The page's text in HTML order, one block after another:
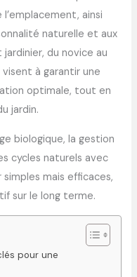
ainsi
naturelle et aux
du novice au
à garantir une
optimale, tout en
jardin.
biologique, la gestion
cycles naturels avec
mais efficaces,
sur le long terme.
pour une